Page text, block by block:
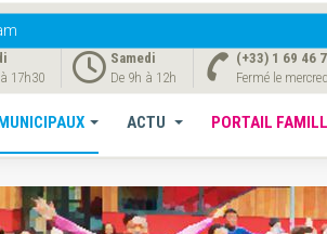
17h30
Samedi
De 9h à 12h
(+33) 1 69 46
Fermé le
ACTU PORTAIL